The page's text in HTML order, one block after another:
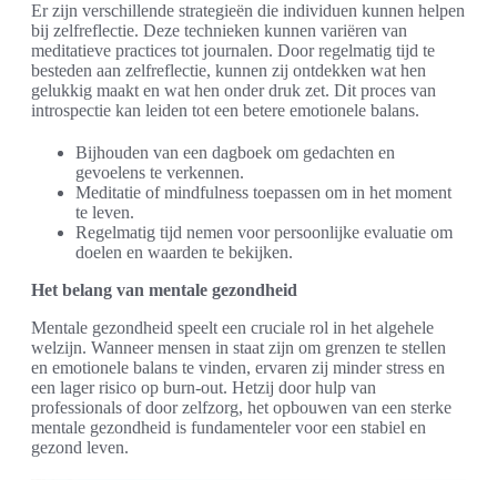
Er zijn verschillende strategieën die individuen kunnen helpen
bij zelfreflectie. Deze technieken kunnen variëren van
meditatieve practices tot journalen. Door regelmatig tijd te
besteden aan zelfreflectie, kunnen zij ontdekken wat hen
gelukkig maakt en wat hen onder druk zet. Dit proces van
introspectie kan leiden tot een betere emotionele balans.
Bijhouden van een dagboek om gedachten en
gevoelens te verkennen.
Meditatie of mindfulness toepassen om in het moment
te leven.
Regelmatig tijd nemen voor persoonlijke evaluatie om
doelen en waarden te bekijken.
Het belang van mentale gezondheid
Mentale gezondheid speelt een cruciale rol in het algehele
welzijn. Wanneer mensen in staat zijn om grenzen te stellen
en emotionele balans te vinden, ervaren zij minder stress en
een lager risico op burn-out. Hetzij door hulp van
professionals of door zelfzorg, het opbouwen van een sterke
mentale gezondheid is fundamenteler voor een stabiel en
gezond leven.